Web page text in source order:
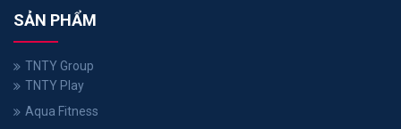
SẢN PHẨM
TNTY Group
TNTY Play
Aqua Fitness